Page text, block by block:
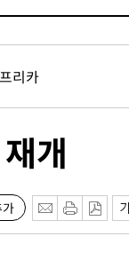
리카
개